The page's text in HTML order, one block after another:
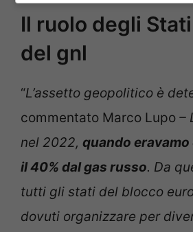
Il ruolo degli
del gnl
“L’assetto geopolitico è
commentato Marco Lupo –
nel 2022, quando
il 40% dal gas russo. Da
tutti gli stati del blocco
dovuti organizzare per